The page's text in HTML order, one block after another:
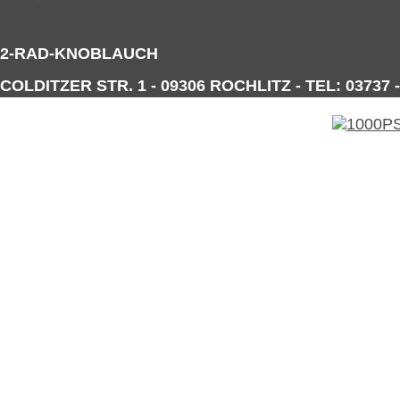
2-RAD-KNOBLAUCH
COLDITZER STR. 1 - 09306 ROCHLITZ - TEL: 03737